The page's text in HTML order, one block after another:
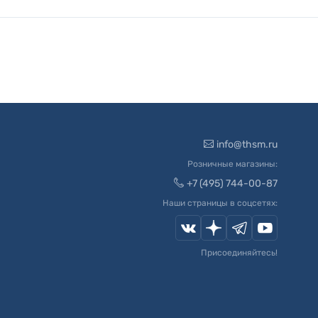
info@thsm.ru
Розничные магазины:
+7 (495) 744-00-87
Наши страницы в соцсетях:
Присоединяйтесь!